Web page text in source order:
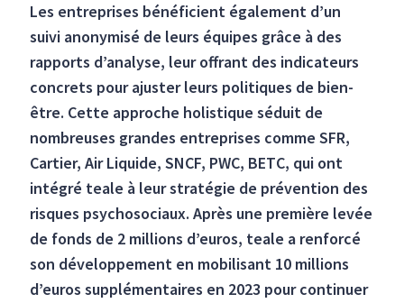
Les entreprises bénéficient également d’un
suivi anonymisé de leurs équipes grâce à des
rapports d’analyse, leur offrant des indicateurs
concrets pour ajuster leurs politiques de bien-
être. Cette approche holistique séduit de
nombreuses grandes entreprises comme SFR,
Cartier, Air Liquide, SNCF, PWC, BETC, qui ont
intégré teale à leur stratégie de prévention des
risques psychosociaux. Après une première levée
de fonds de 2 millions d’euros, teale a renforcé
son développement en mobilisant 10 millions
d’euros supplémentaires en 2023 pour continuer